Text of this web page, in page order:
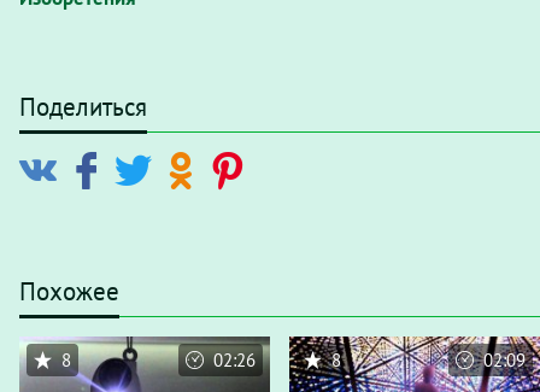
Поделиться
Похожее
8 02:26 8 02:09